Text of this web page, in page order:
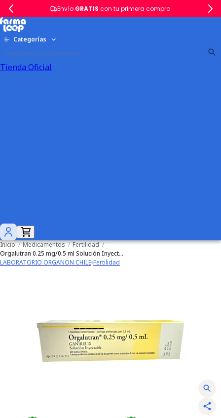
Envío GRATIS con tu primera compra
Categorías
Tienda Oficial
Inicio / Medicamentos / Fertilidad /
Orgalutran 0.25 mg/0.5 ml Solución Inyectable
LABORATORIO ORGANON CHILE Fertilidad